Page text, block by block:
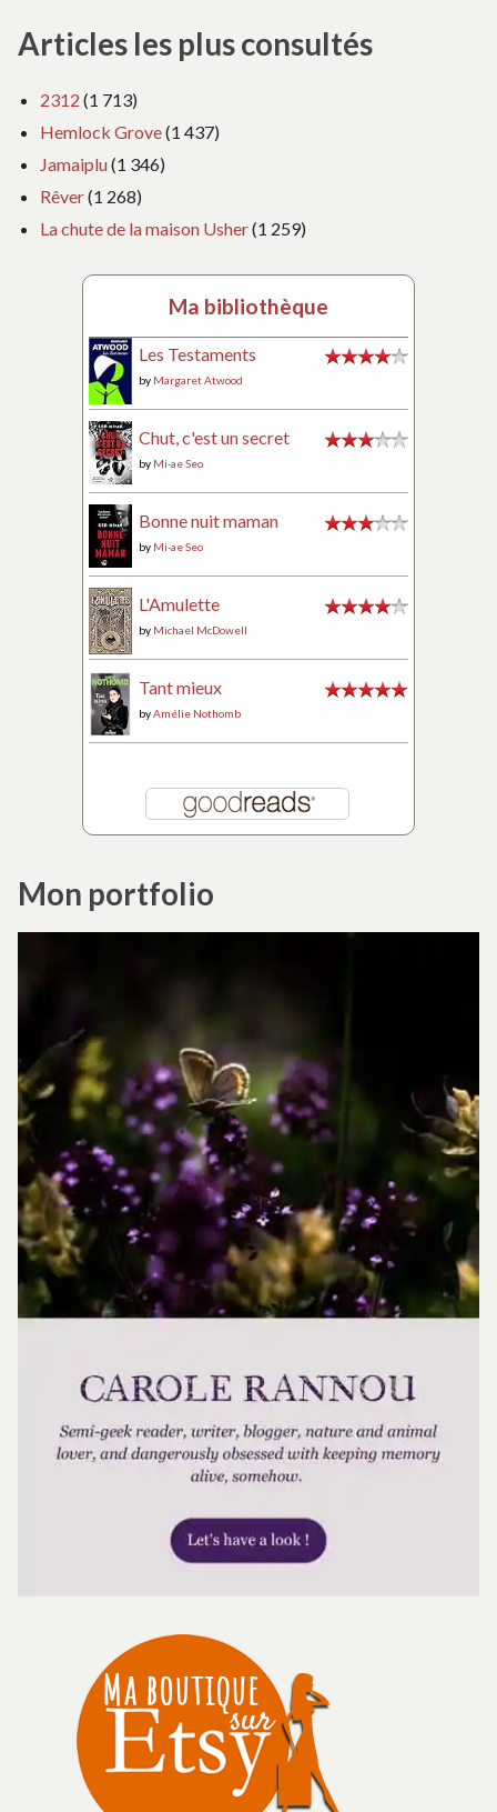
Articles les plus consultés
2312 (1 713)
Hemlock Grove(1 437)
Jamaiplu(1 346)
Rêver(1 268)
La chute de la maison Usher(1 259)
Ma bibliothèque
Les Testaments
by Margaret Atwood
Chut, c'est un secret
by Mi-ae Seo
Bonne nuit maman
by Mi-ae Seo
L'Amulette
by Michael McDowell
Tant mieux
byAmélie Nothomb
Mon portfolio